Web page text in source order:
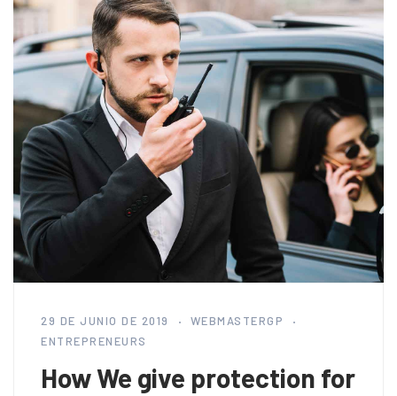
29 DE JUNIO DE 2019
WEBMASTERGP
ENTREPRENEURS
How We give protection for